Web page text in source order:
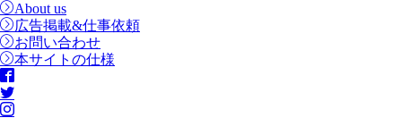
About us
広告掲載&仕事依頼
お問い合わせ
本サイトの仕様